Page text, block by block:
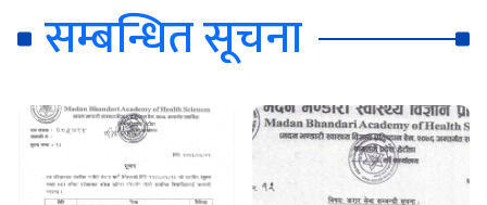
सम्बन्धित सूचना